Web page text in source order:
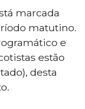
marcada
matutino.
e
estão
desta